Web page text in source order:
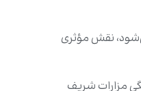
نقش مؤثری
مزارات شریف